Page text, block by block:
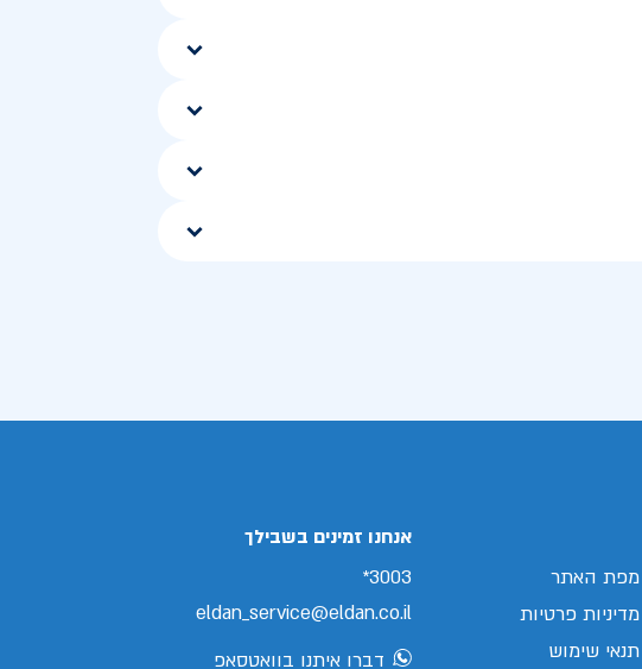
מפת האתר
מדיניות פרטיות
תנאי שימוש
אנחנו זמינים בשבילך
3003*
eldan_service@eldan.co.il
דברו איתנו בוואטסאפ